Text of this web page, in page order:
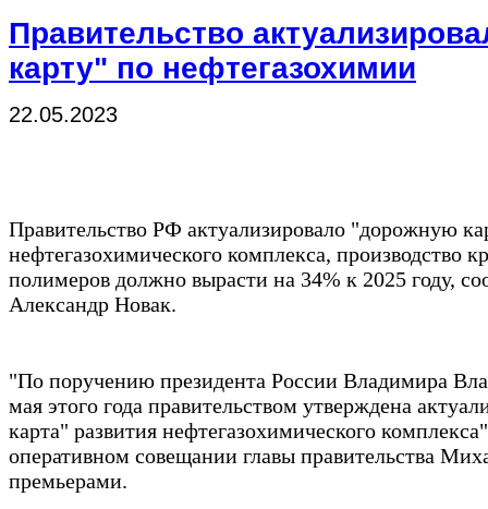
Правительство
карту" по нефтегазохимии
22.05.2023
Правительство РФ актуализировало "дорожную
нефтегазохимического комплекса, производство
полимеров должно вырасти на 34% к 2025 году,
Александр Новак.
"По поручению президента России Владимира
мая этого года правительством утверждена
карта" развития нефтегазохимического
оперативном совещании главы правительства
премьерами.